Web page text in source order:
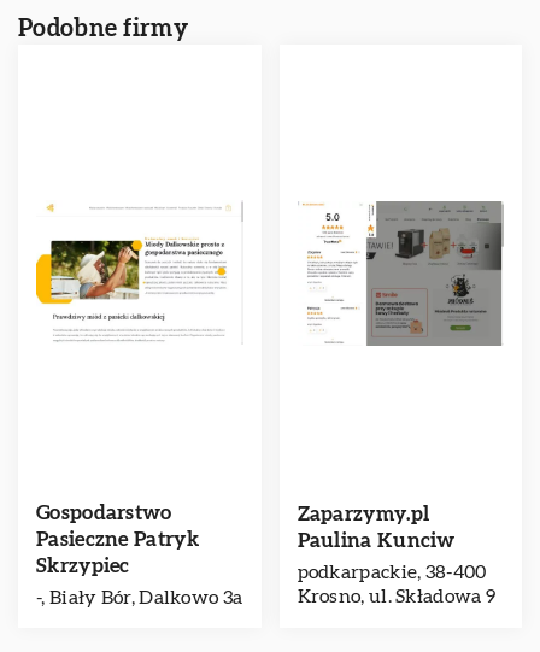
Podobne firmy
Gospodarstwo
Pasieczne Patryk
Skrzypiec
-, Biały Bór, Dalkowo 3a
Zaparzymy.pl
Paulina Kunciw
podkarpackie, 38-400
Krosno, ul. Składowa 9